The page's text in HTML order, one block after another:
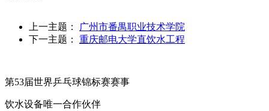
上一主题：
广州市番禺职业技术学院
下一主题： 重庆邮电大学直饮水工程
第53届世界乒乓球锦标赛赛事
饮水设备唯一合作伙伴